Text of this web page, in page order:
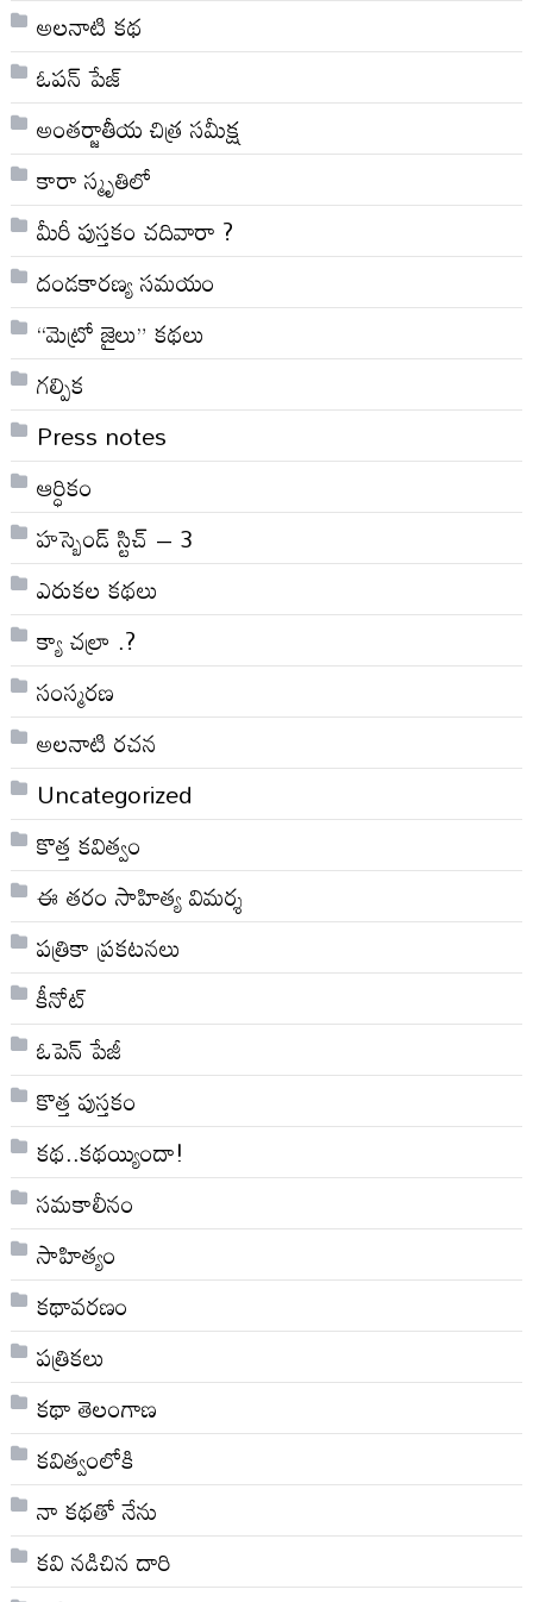
అల‌నాటి క‌థ‌
ఓపన్ పేజ్
అంతర్జాతీయ చిత్ర సమీక్ష
కారా స్మృతిలో
మీరీ పుస్తకం చదివారా ?
దండకారణ్య సమయం
“మెట్రో జైలు” కథలు
గల్పిక
Press notes
ఆర్ధికం
హస్బెండ్ స్టిచ్ – 3
ఎరుకల కథలు
క్యా చల్రా .?
సంస్మరణ
అలనాటి రచన
Uncategorized
కొత్త కవిత్వం
ఈ తరం సాహిత్య విమర్శ
పత్రికా ప్రకటనలు
కీనోట్
ఓపెన్ పేజీ
కొత్త పుస్తకం
కథ..కథయ్యిందా!
సమకాలీనం
సాహిత్యం
కథావరణం
పత్రికలు
కథా తెలంగాణ
కవిత్వంలోకి
నా క‌థ‌తో నేను
కవి నడిచిన దారి